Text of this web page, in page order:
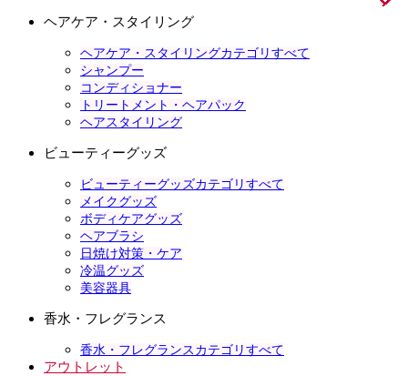
ヘアケア・スタイリング
ヘアケア・スタイリングカテゴリすべて
シャンプー
コンディショナー
トリートメント・ヘアパック
ヘアスタイリング
ビューティーグッズ
ビューティーグッズカテゴリすべて
メイクグッズ
ボディケアグッズ
ヘアブラシ
日焼け対策・ケア
冷温グッズ
美容器具
香水・フレグランス
香水・フレグランスカテゴリすべて
アウトレット